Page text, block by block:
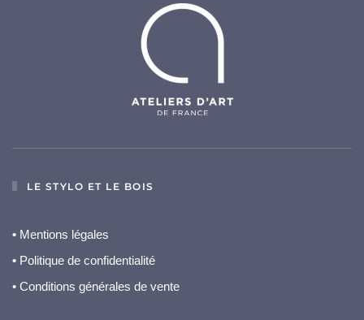
LE STYLO ET LE BOIS
• Mentions légales
• Politique de confidentialité
• Conditions générales de vente